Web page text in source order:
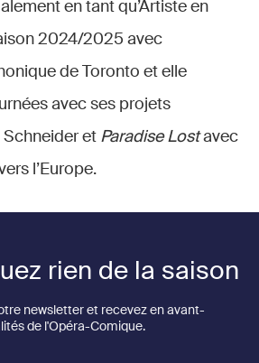
en tant qu’Artiste en
2024/2025 avec
de Toronto et elle
avec ses projets
et Paradise Lostavec
l’Europe.
rien de la saison
newsletter et recevez en avant-
de l'Opéra-Comique.